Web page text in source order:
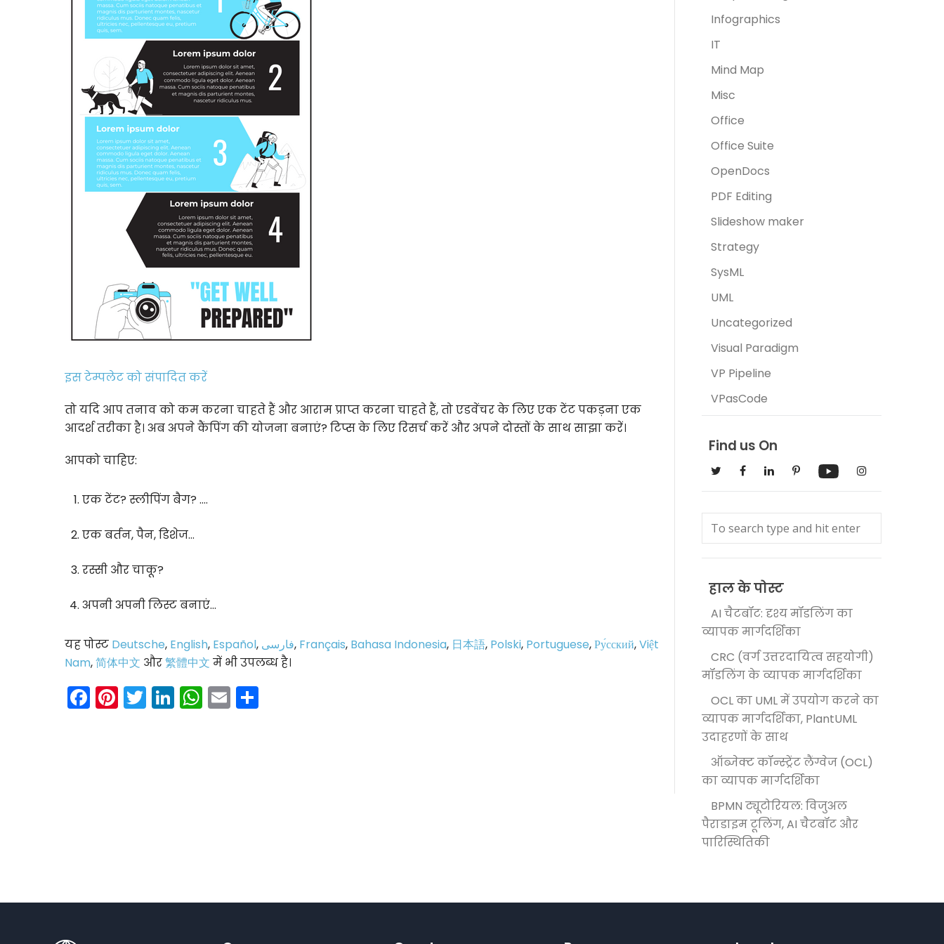
इस टेम्पलेट को संपादित करें
तो यदि आप तनाव को कम करना चाहते हैं और आराम प्राप्त करना चाहते हैं, तो एडवेंचर के लिए एक टेंट पकड़ना एक
आदर्श तरीका है। अब अपने कैंपिंग की योजना बनाएं? टिप्स के लिए रिसर्च करें और अपने दोस्तों के साथ साझा करें।
आपको चाहिए:
एक टेंट? स्लीपिंग बैग? ….
एक बर्तन, पैन, डिशेज…
रस्सी और चाकू?
अपनी अपनी लिस्ट बनाएं…
यह पोस्ट Deutsche, English, Español, فارسی, Français, Bahasa Indonesia, 日本語, Polski, Portuguese,Ру́сский,Việt
Nam,简体中文 और繁體中文 में भी उपलब्ध है।
Facebook
Pinterest
Twitter
LinkedIn
WhatsApp
Email
Infographics
IT
Mind Map
Misc
Office
Office Suite
OpenDocs
PDF Editing
Slideshow maker
Strategy
SysML
UML
Uncategorized
Visual Paradigm
VP Pipeline
VPasCode
Find us On
हाल के पोस्ट
AI चैटबॉट: दृश्य मॉडलिंग का
व्यापक मार्गदर्शिका
CRC (वर्ग उत्तरदायित्व सहयोगी)
मॉडलिंग के व्यापक मार्गदर्शिका
OCL का UML में उपयोग करने का
व्यापक मार्गदर्शिका, PlantUML
उदाहरणों के साथ
ऑब्जेक्ट कॉन्स्ट्रेंट लैंग्वेज (OCL)
का व्यापक मार्गदर्शिका
BPMN ट्यूटोरियल: विजुअल
पैराडाइम टूलिंग, AI चैटबॉट और
पारिस्थितिकी